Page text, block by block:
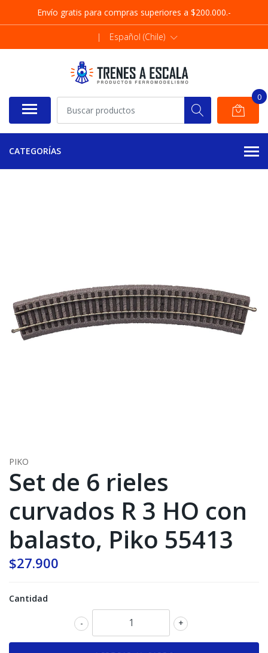
Envío gratis para compras superiores a $200.000.-
| Español (Chile)
0
CATEGORÍAS
PIKO
Set de 6 rieles
curvados R 3 HO con
balasto, Piko 55413
$27.900
Cantidad
+
-